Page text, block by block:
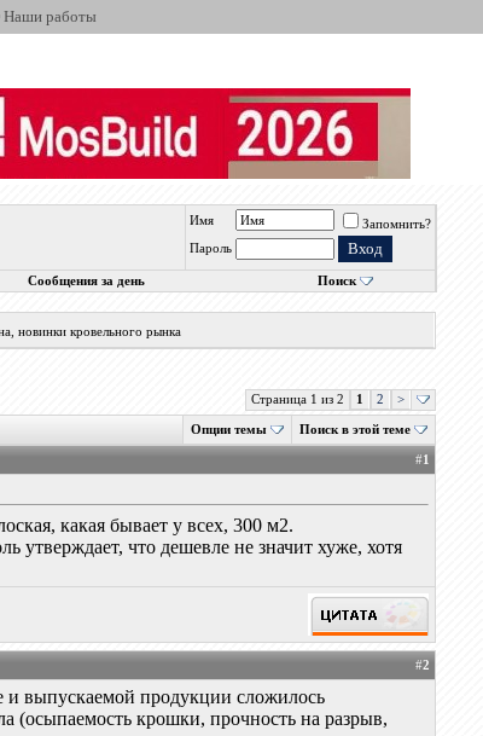
Наши работы
Имя
Запомнить?
Пароль
Сообщения за день Поиск
новинки кровельного рынка
Страница 1 из 2 1 2 >
Опции темы Поиск в этой теме
#1
какая бывает у всех, 300 м2.
утверждает, что дешевле не значит хуже, хотя
#2
и выпускаемой продукции сложилось
(осыпаемость крошки, прочность на разрыв,